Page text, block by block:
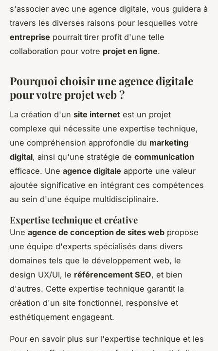
s'associer avec une agence digitale, vous guidera à
travers les diverses raisons pour lesquelles votre
entreprise pourrait tirer profit d'une telle
collaboration pour votre projet en ligne.
Pourquoi choisir une agence digitale
pour votre projet web ?
La création d'un site internet est un projet
complexe qui nécessite une expertise technique,
une compréhension approfondie du marketing
digital, ainsi qu'une stratégie de communication
efficace. Une agence digitale apporte une valeur
ajoutée significative en intégrant ces compétences
au sein d'une équipe multidisciplinaire.
Expertise technique et créative
Une agence de conception de sites web propose
une équipe d'experts spécialisés dans divers
domaines tels que le développement web, le
design UX/UI, le référencement SEO, et bien
d'autres. Cette expertise technique garantit la
création d'un site fonctionnel, responsive et
esthétiquement engageant.
Pour en savoir plus sur l'expertise technique et les